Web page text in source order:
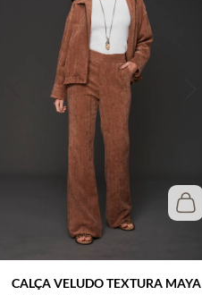
CALÇA VELUDO TEXTURA MAYA